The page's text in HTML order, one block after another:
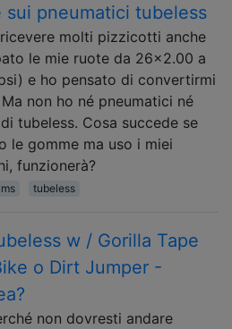
sui pneumatici tubeless
molti pizzicotti anche
le mie ruote da 26x2.00 a
e ho pensato di convertirmi
non ho né pneumatici né
tubeless. Cosa succede se
le gomme ma uso i miei
funzionerà?
tubeless
w / Gorilla Tape
o Dirt Jumper -
non dovresti andare